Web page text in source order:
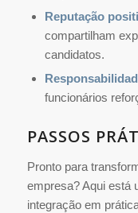
Reputação
compartilham
candidatos.
funcionários
PASSOS
Pronto para
empresa? Aqui está
integração em